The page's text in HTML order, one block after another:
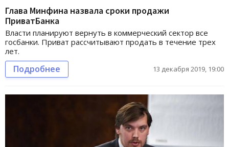
Глава Минфина назвала сроки продажи
ПриватБанка
Власти планируют вернуть в коммерческий сектор все
госбанки. Приват рассчитывают продать в течение трех
лет.
Подробнее 13 декабря 2019, 19:00